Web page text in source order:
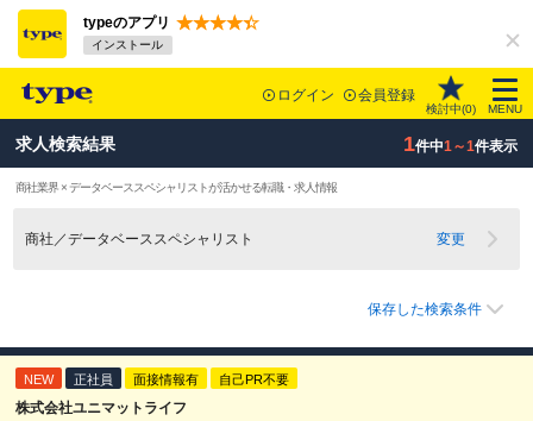
typeのアプリ
インストール
ログイン 会員登録
検討中(0) MENU
求人検索結果 1件中1～1件表示
商社業界 × データベーススペシャリストが活かせる転職・求人情報
商社／データベーススペシャリスト 変更
保存した検索条件
NEW 正社員 面接情報有 自己PR不要
株式会社ユニマットライフ